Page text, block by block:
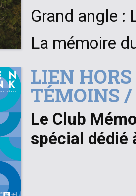
Grand angle :
La mémoire
LIEN HORS
TÉMOINS
Le Club
spécial dédié